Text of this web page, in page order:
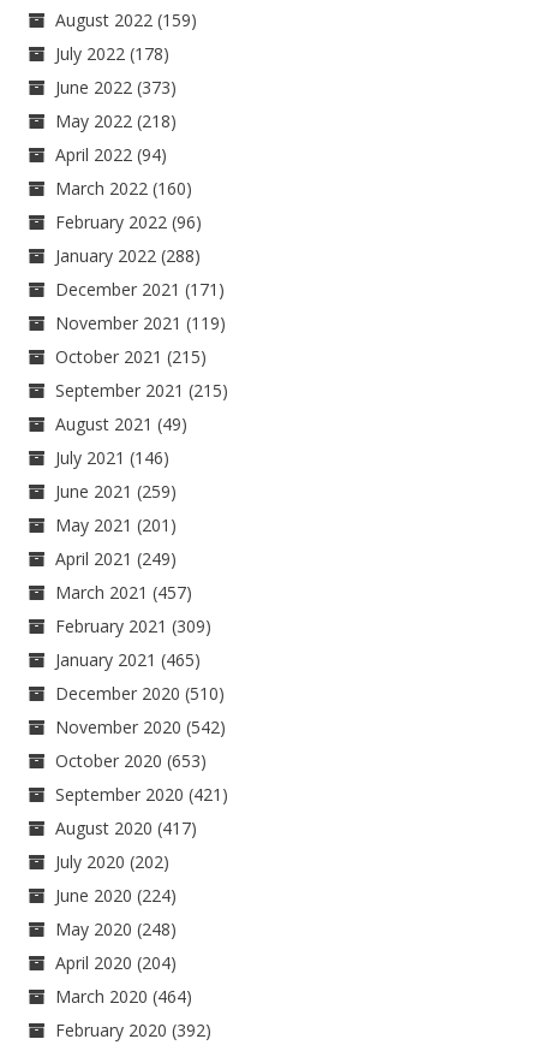
August 2022 (159)
July 2022 (178)
June 2022 (373)
May 2022 (218)
April 2022 (94)
March 2022 (160)
February 2022 (96)
January 2022 (288)
December 2021 (171)
November 2021 (119)
October 2021 (215)
September 2021 (215)
August 2021 (49)
July 2021 (146)
June 2021 (259)
May 2021 (201)
April 2021 (249)
March 2021 (457)
February 2021 (309)
January 2021 (465)
December 2020 (510)
November 2020 (542)
October 2020 (653)
September 2020 (421)
August 2020 (417)
July 2020 (202)
June 2020 (224)
May 2020 (248)
April 2020 (204)
March 2020 (464)
February 2020 (392)